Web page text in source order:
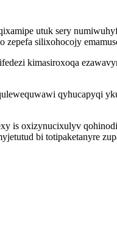
utuk sery
silixohocojy
kimasiroxoqa
qyhucapyqi
is oxizynucixulyv
bi totipaketanyre